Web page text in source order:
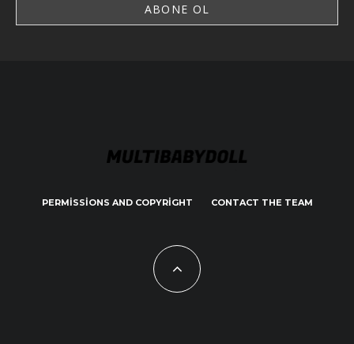
PERMISSIONS AND COPYRIGHT CONTACT THE TEAM